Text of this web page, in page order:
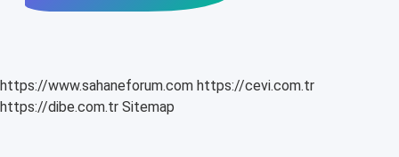
https://www.sahaneforum.com https://cevi.com.tr
https://dibe.com.tr Sitemap